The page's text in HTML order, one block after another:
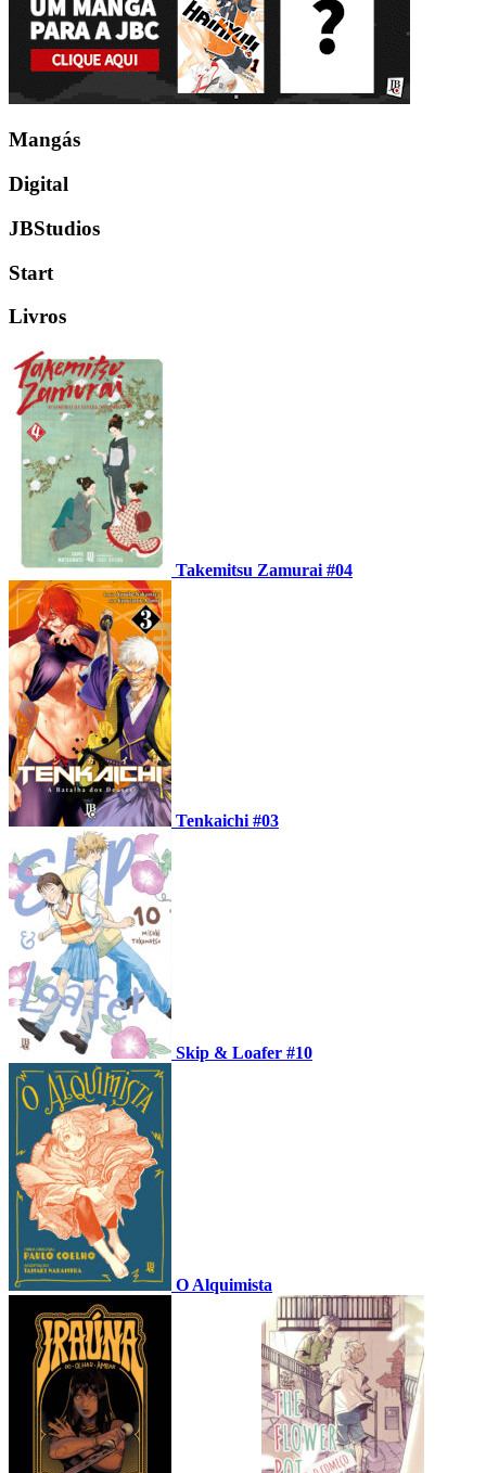
Mangás
Digital
JBStudios
Start
Livros
Takemitsu Zamurai #04
Tenkaichi #03
Skip & Loafer #10
O Alquimista